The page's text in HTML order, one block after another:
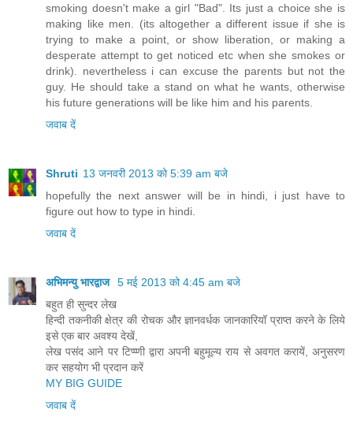
smoking doesn't make a girl "Bad". Its just a choice she is
making like men. (its altogether a different issue if she is
trying to make a point, or show liberation, or making a
desperate attempt to get noticed etc when she smokes or
drink). nevertheless i can excuse the parents but not the
guy. He should take a stand on what he wants, otherwise
his future generations will be like him and his parents.
जवाब दें
Shruti 13 जनवरी 2013 को 5:39 am बजे
hopefully the next answer will be in hindi, i just have to
figure out how to type in hindi.
जवाब दें
अभिमन्‍यु भारद्वाज 5 मई 2013 को 4:45 am बजे
बहुत ही सुन्‍दर लेख
हिन्‍दी तकनीकी क्षेत्र की रोचक और ज्ञानवर्धक जानकारियॉ प्राप्‍त करने के लिये
इसे एक बार अवश्‍य देखें,
लेख पसंद आने पर टिप्‍प्‍णी द्वारा अपनी बहुमूल्‍य राय से अवगत करायें, अनुसरण
कर सहयोग भी प्रदान करें
MY BIG GUIDE
जवाब दें